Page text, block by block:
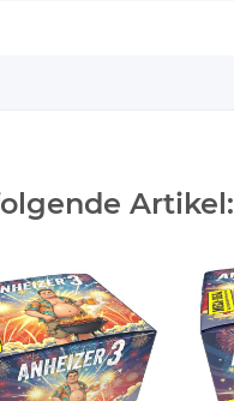
Artikel: